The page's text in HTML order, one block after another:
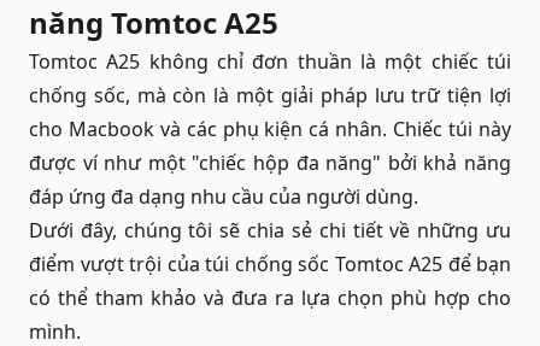
năng Tomtoc A25
Tomtoc A25 không chỉ đơn thuần là một chiếc túi
chống sốc, mà còn là một giải pháp lưu trữ tiện lợi
cho Macbook và các phụ kiện cá nhân. Chiếc túi này
được ví như một "chiếc hộp đa năng" bởi khả năng
đáp ứng đa dạng nhu cầu của người dùng.
Dưới đây, chúng tôi sẽ chia sẻ chi tiết về những ưu
điểm vượt trội của túi chống sốc Tomtoc A25 để bạn
có thể tham khảo và đưa ra lựa chọn phù hợp cho
mình.